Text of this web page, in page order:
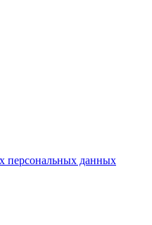
персональных данных